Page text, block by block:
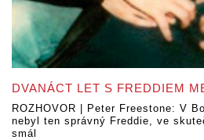
DVANÁCT LET S FREDDIEM
ROZHOVOR | Peter Freestone: V
nebyl ten správný Freddie, ve
smál